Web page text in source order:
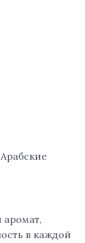
аромат,
в каждой